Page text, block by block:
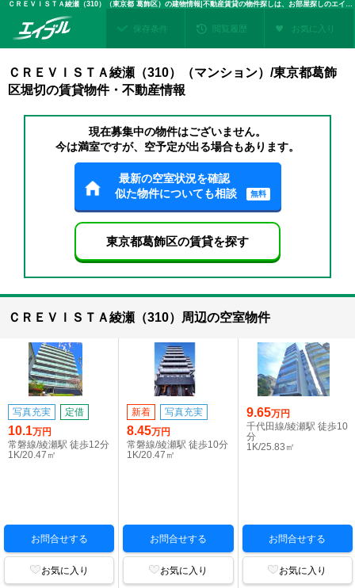
ＣＲＥＶＩＳＴＡ綾瀬（310）（東京都 葛飾区）の建物情報|不動産賃貸の物件探しは、お部屋探しのエイブル
保存条件 閲覧履歴 お気に入り
ＣＲＥＶＩＳＴＡ綾瀬（310）（マンション）/東京都葛飾
区堀切の賃貸物件・不動産情報
現在募集中の物件はございません。
今は満室ですが、空予定が出る場合もあります。
最新の空室状況を確認
似た物件についても相談
無料
東京都葛飾区の賃貸を探す
ＣＲＥＶＩＳＴＡ綾瀬（310）周辺の空室物件
写真充実 定借
10.1万円
常磐線/綾瀬駅 徒歩12分
1K/20.47㎡
お問合せする
お気に入り
新着 写真充実
8.45万円
常磐線/綾瀬駅 徒歩10分
1K/20.47㎡
お問合せする
お気に入り
9.65万円
千代田線/綾瀬駅 徒歩10
分
1K/25.83㎡
お問合せする
お気に入り